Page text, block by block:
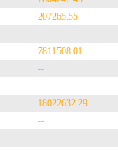
207265.55
--
7811508.01
--
--
18022632.29
--
--